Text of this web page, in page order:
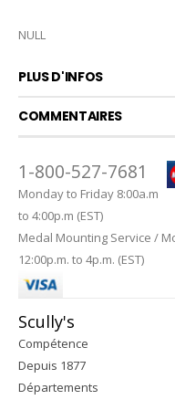
NULL
PLUS D'INFOS
COMMENTAIRES
1-800-527-7681
Monday to Friday 8:00a.m
to 4:00p.m (EST)
Medal Mounting Service /
12:00p.m. to 4p.m. (EST)
Scully's
Compétence
Depuis 1877
Départements